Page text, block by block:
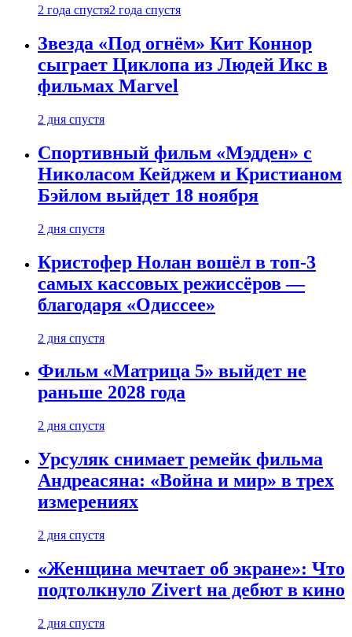
2 года спустя2 года спустя
Звезда «Под огнём» Кит Коннор
сыграет Циклопа из Людей Икс в
фильмах Marvel
2 дня спустя
Спортивный фильм «Мэдден» с
Николасом Кейджем и Кристианом
Бэйлом выйдет 18 ноября
2 дня спустя
Кристофер Нолан вошёл в топ-3
самых кассовых режиссёров —
благодаря «Одиссее»
2 дня спустя
Фильм «Матрица 5» выйдет не
раньше 2028 года
2 дня спустя
Урсуляк снимает ремейк фильма
Андреасяна: «Война и мир» в трех
измерениях
2 дня спустя
«Женщина мечтает об экране»: Что
подтолкнуло Zivert на дебют в кино
2 дня спустя